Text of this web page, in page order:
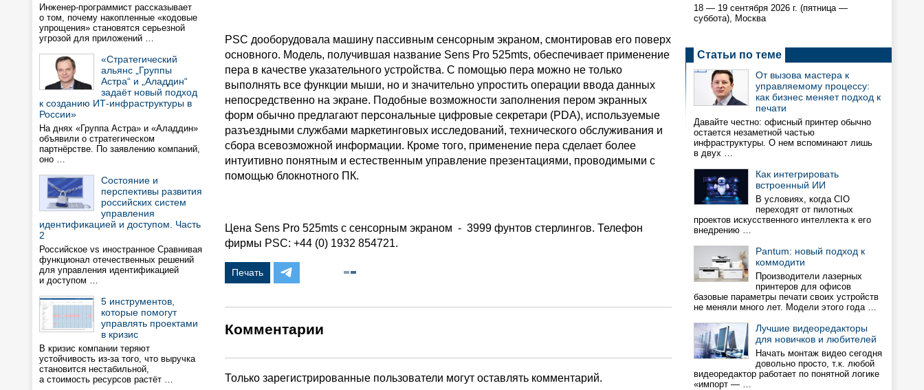
Инженер-программист рассказывает
о том, почему накопленные «кодовые
упрощения» становятся серьезной
угрозой для приложений …
«Стратегический
альянс „Группы
Астра“ и „Аладдин“
задаёт новый подход
к созданию ИТ-инфраструктуры в
России»
На днях «Группа Астра» и «Аладдин»
объявили о стратегическом
партнёрстве. По заявлению компаний,
оно …
Состояние и
перспективы развития
российских систем
управления
идентификацией и доступом. Часть
2
Российское vs иностранное Сравнивая
функционал отечественных решений
для управления идентификацией
и доступом …
5 инструментов,
которые помогут
управлять проектами
в кризис
В кризис компании теряют
устойчивость из-за того, что выручка
становится нестабильной,
а стоимость ресурсов растёт …
PSC дооборудовала машину пассивным сенсорным экраном, смонтировав его поверх
основного. Модель, получившая название Sens Pro 525mts, обеспечивает применение
пера в качестве указательного устройства. С помощью пера можно не только
выполнять все функции мыши, но и значительно упростить операции ввода данных
непосредственно на экране. Подобные возможности заполнения пером экранных
форм обычно предлагают персональные цифровые секретари (PDA), используемые
разъездными службами маркетинговых исследований, технического обслуживания и
сбора всевозможной информации. Кроме того, применение пера сделает более
интуитивно понятным и естественным управление презентациями, проводимыми с
помощью блокнотного ПК.
Цена Sens Pro 525mts с сенсорным экраном - 3999 фунтов стерлингов. Телефон
фирмы PSC: +44 (0) 1932 854721.
Печать
Комментарии
Только зарегистрированные пользователи могут оставлять комментарий.
18 — 19 сентября 2026 г. (пятница —
суббота), Москва
Статьи по теме
От вызова мастера к
управляемому процессу:
как бизнес меняет подход к
печати
Давайте честно: офисный принтер обычно
остается незаметной частью
инфраструктуры. О нем вспоминают лишь
в двух …
Как интегрировать
встроенный ИИ
В условиях, когда CIO
переходят от пилотных
проектов искусственного интеллекта к его
внедрению …
Pantum: новый подход к
коммодити
Производители лазерных
принтеров для офисов
базовые параметры печати своих устройств
не меняли много лет. Модели этого года …
Лучшие видеоредакторы
для новичков и любителей
Начать монтаж видео сегодня
довольно просто, т.к. любой
видеоредактор работает по понятной логике
«импорт — …